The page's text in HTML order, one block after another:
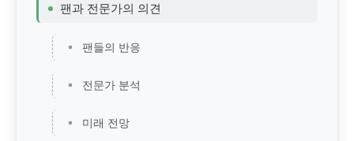
팬과 전문가의 의견
팬들의 반응
전문가 분석
미래 전망